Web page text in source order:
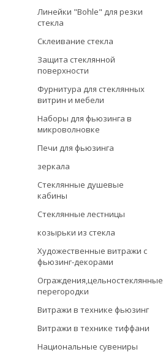
Линейки "Bohle" для резки
стекла
Склеивание стекла
Защита стеклянной
поверхности
Фурнитура для стеклянных
витрин и мебели
Наборы для фьюзинга в
микроволновке
Печи для фьюзинга
зеркала
Стеклянные душевые
кабины
Стеклянные лестницы
козырьки из стекла
Художественные витражи с
фьюзинг-декорами
Ограждения,цельностеклянные
перегородки
Витражи в технике фьюзинг
Витражи в технике тиффани
Национальные сувениры